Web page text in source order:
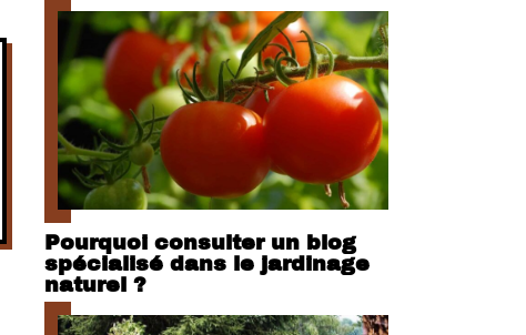
Pourquoi consulter un blog
spécialisé dans le jardinage
naturel ?